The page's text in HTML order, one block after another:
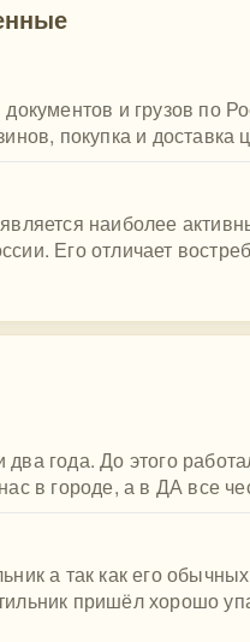
и грузов по
покупка и
наиболее
Его отличает
года. До этого
в городе, а в ДА все
а так как его
пришёл хорошо